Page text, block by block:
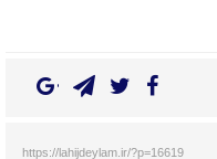
https://lahijdeylam.ir/?p=16619